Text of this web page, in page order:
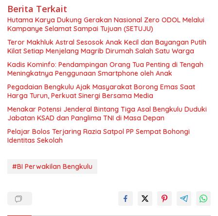
Berita Terkait
Hutama Karya Dukung Gerakan Nasional Zero ODOL Melalui
Kampanye Selamat Sampai Tujuan (SETUJU)
Teror Makhluk Astral Sesosok Anak Kecil dan Bayangan Putih
Kilat Setiap Menjelang Magrib Dirumah Salah Satu Warga
Kadis Kominfo: Pendampingan Orang Tua Penting di Tengah
Meningkatnya Penggunaan Smartphone oleh Anak
Pegadaian Bengkulu Ajak Masyarakat Borong Emas Saat
Harga Turun, Perkuat Sinergi Bersama Media
Menakar Potensi Jenderal Bintang Tiga Asal Bengkulu Duduki
Jabatan KSAD dan Panglima TNI di Masa Depan
Pelajar Bolos Terjaring Razia Satpol PP Sempat Bohongi
Identitas Sekolah
#BI Perwakilan Bengkulu